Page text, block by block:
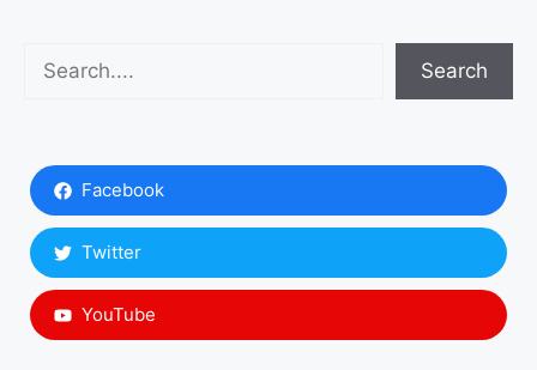
Search
Search
Facebook
Twitter
YouTube